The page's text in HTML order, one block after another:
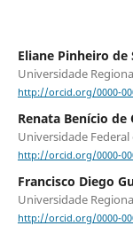
Eliane Pinheiro de
Universidade
http://orcid.org/0000-
Renata Benício de
Universidade
http://orcid.org/0000-
Francisco Diego
Universidade
http://orcid.org/0000-